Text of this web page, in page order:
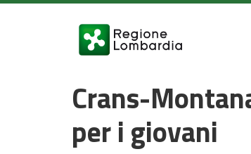
Crans-
per i giovani